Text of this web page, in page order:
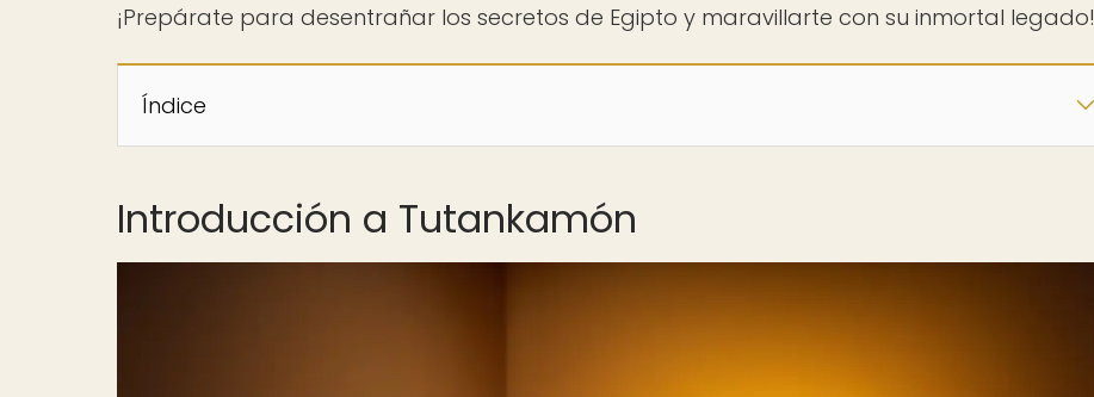
¡Prepárate para desentrañar los secretos de Egipto y maravillarte con su inmortal legado!
Índice
Introducción a Tutankamón